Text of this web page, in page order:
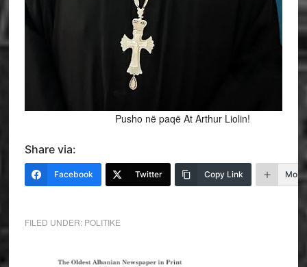
Pusho në paqë At Arthur Liolin!
Share via:
Facebook Twitter Copy Link More
FILED UNDER: POLITIKE